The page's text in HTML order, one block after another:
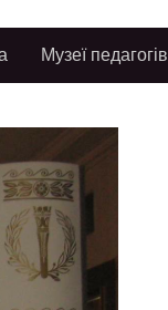
Музеї педагогів